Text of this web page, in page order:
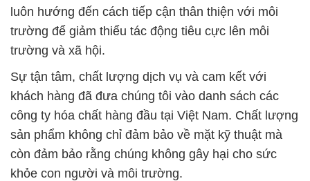
luôn hướng đến cách tiếp cận thân thiện với môi
trường để giảm thiểu tác động tiêu cực lên môi
trường và xã hội.
Sự tận tâm, chất lượng dịch vụ và cam kết với
khách hàng đã đưa chúng tôi vào danh sách các
công ty hóa chất hàng đầu tại Việt Nam. Chất lượng
sản phẩm không chỉ đảm bảo về mặt kỹ thuật mà
còn đảm bảo rằng chúng không gây hại cho sức
khỏe con người và môi trường.